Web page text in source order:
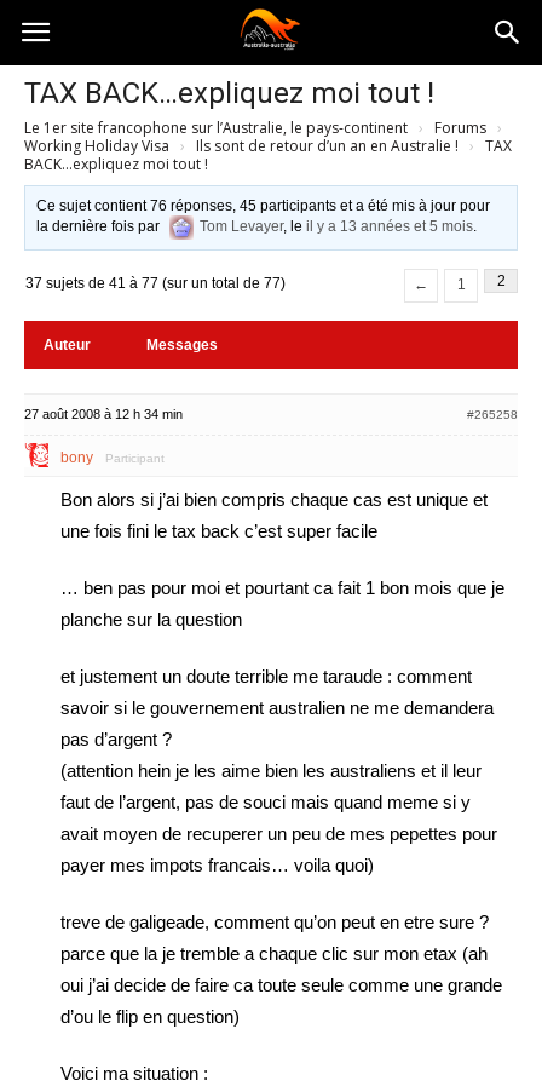
Australia-
australie.com
TAX BACK…expliquez moi tout !
Le 1er site francophone sur l’Australie, le pays-continent › Forums ›
Working Holiday Visa › Ils sont de retour d’un an en Australie ! › TAX
BACK…expliquez moi tout !
Ce sujet contient 76 réponses, 45 participants et a été mis à jour pour
la dernière fois par
Tom Levayer, leil y a 13 années et 5 mois.
37 sujets de 41 à 77 (sur un total de 77) ← 1 2
Auteur Messages
27 août 2008 à 12 h 34 min #265258
bony Participant
Bon alors si j’ai bien compris chaque cas est unique et
une fois fini le tax back c’est super facile
… ben pas pour moi et pourtant ca fait 1 bon mois que je
planche sur la question
et justement un doute terrible me taraude : comment
savoir si le gouvernement australien ne me demandera
pas d’argent ?
(attention hein je les aime bien les australiens et il leur
faut de l’argent, pas de souci mais quand meme si y
avait moyen de recuperer un peu de mes pepettes pour
payer mes impots francais… voila quoi)
treve de galigeade, comment qu’on peut en etre sure ?
parce que la je tremble a chaque clic sur mon etax (ah
oui j’ai decide de faire ca toute seule comme une grande
d’ou le flip en question)
Voici ma situation :